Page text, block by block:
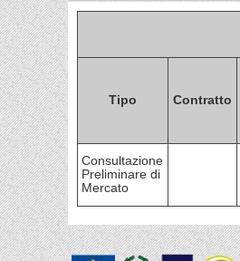
Tipo Contratto
Consultazione
Preliminare di
Mercato